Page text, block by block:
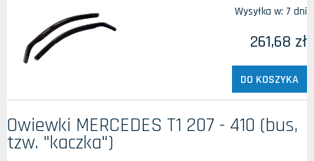
Wysyłka w: 7 dni
261,68 zł
DO KOSZYKA
Owiewki MERCEDES T1 207 - 410 (bus,
tzw. "kaczka")